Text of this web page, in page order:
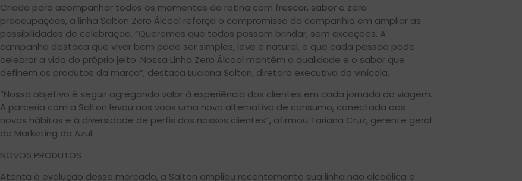
Criada para acompanhar todos os momentos da rotina com frescor, sabor e zero
preocupações, a linha Salton Zero Álcool reforça o compromisso da companhia em ampliar as
possibilidades de celebração. “Queremos que todos possam brindar, sem exceções. A
campanha destaca que viver bem pode ser simples, leve e natural, e que cada pessoa pode
celebrar a vida do próprio jeito. Nossa Linha Zero Álcool mantém a qualidade e o sabor que
definem os produtos da marca”, destaca Luciana Salton, diretora executiva da vinícola.
“Nosso objetivo é seguir agregando valor à experiência dos clientes em cada jornada da viagem.
A parceria com a Salton levou aos voos uma nova alternativa de consumo, conectada aos
novos hábitos e à diversidade de perfis dos nossos clientes”, afirmou Tariana Cruz, gerente geral
de Marketing da Azul.
NOVOS PRODUTOS
Atenta à evolução desse mercado, a Salton ampliou recentemente sua linha não alcoólica e